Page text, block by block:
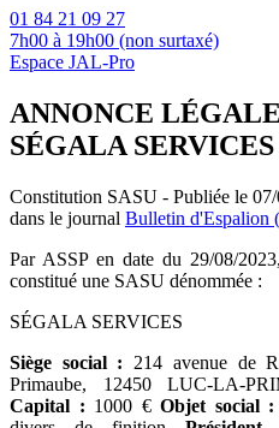
01 84 21 09 27
7h00 à 19h00 (non surtaxé)
Espace JAL-Pro
ANNONCE LÉGALE
SÉGALA SERVICES
Constitution SASU - Publiée le
dans le journal Bulletin d'Espalion
Par ASSP en date du 29/08/
constitué une SASU dénommée :
SÉGALA SERVICES
Siège social : 214 avenue de
Primaube, 12450 LUC-LA-
Capital : 1000 €Objet social :